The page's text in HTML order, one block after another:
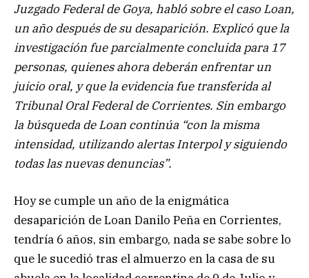
Juzgado Federal de Goya, habló sobre el caso Loan,
un año después de su desaparición. Explicó que la
investigación fue parcialmente concluida para 17
personas, quienes ahora deberán enfrentar un
juicio oral, y que la evidencia fue transferida al
Tribunal Oral Federal de Corrientes. Sin embargo
la búsqueda de Loan continúa “con la misma
intensidad, utilizando alertas Interpol y siguiendo
todas las nuevas denuncias”.
Hoy se cumple un año de la enigmática
desaparición de Loan Danilo Peña en Corrientes,
tendría 6 años, sin embargo, nada se sabe sobre lo
que le sucedió tras el almuerzo en la casa de su